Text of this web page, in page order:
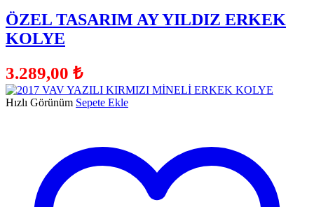
ÖZEL TASARIM AY YILDIZ ERKEK
KOLYE
3.289,00 ₺
Hızlı Görünüm Sepete Ekle